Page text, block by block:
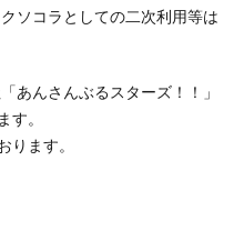
ソコラとしての二次利用等は
あんさんぶるスターズ！！」
す。
ります。